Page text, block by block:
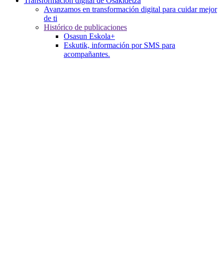
Avanzamos en transformación digital para cuidar mejor
de ti
Histórico de publicaciones
Osasun Eskola+
Eskutik, información por SMS para
acompañantes.